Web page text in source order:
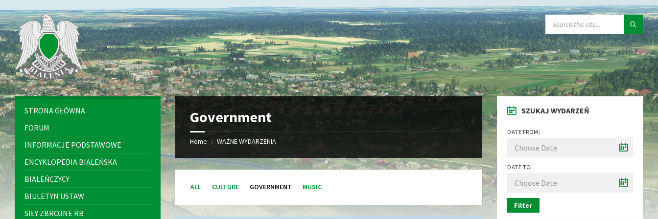
to
content
to
left
sidebar
to
right
sidebar
to
footer
SEARCH:
Government
Home / WAŻNE WYDARZENIA
ALL CULTURE GOVERNMENT MUSIC
STRONA GŁÓWNA
FORUM
INFORMACJE PODSTAWOWE
ENCYKLOPEDIA BIALEŃSKA
BIALEŃCZYCY
BIULETYN USTAW
SIŁY ZBROJNE RB
SZUKAJ WYDARZEŃ
DATE FROM:
DATE TO:
Filter